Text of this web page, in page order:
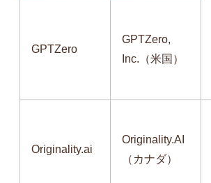
GPTZero
GPTZero,
Inc.（米国）
Originality.ai
Originality.AI
（カナダ）